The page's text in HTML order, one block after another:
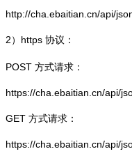
http://cha.ebaitian.cn/api/
2） https 协议：
POST 方式请求：
https://cha.ebaitian.cn/api/
GET 方式请求：
https://cha.ebaitian.cn/api/